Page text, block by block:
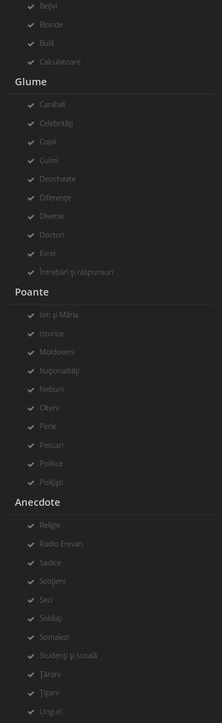
Bețivi
Blonde
Bulă
Calculatoare
Glume
Canibali
Celebrități
Copii
Culmi
Deocheate
Diferențe
Diverse
Doctori
Evrei
Întrebări și răspunsuri
Poante
Ion și Măria
Istorice
Moldoveni
Naționalități
Nebuni
Olteni
Perle
Pescari
Politice
Polițiști
Anecdote
Religie
Radio Erevan
Sadice
Scoțieni
Seci
Soldați
Somalezi
Studenți și scoală
Țărani
Țigani
Unguri